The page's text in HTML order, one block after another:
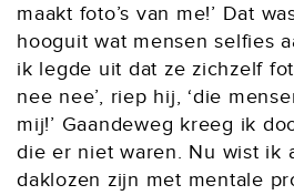
maakt foto’s van me!’ Dat
hooguit wat mensen selfies
ik legde uit dat ze zichzelf
nee nee’, riep hij, ‘die
mij!’ Gaandeweg kreeg ik
die er niet waren. Nu wist ik
daklozen zijn met mentale